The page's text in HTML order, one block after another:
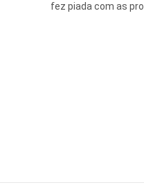
fez piada com as